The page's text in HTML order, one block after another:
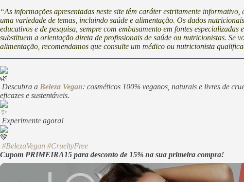
“As informações apresentadas neste site têm caráter estritamente
uma variedade de temas, incluindo saúde e alimentação. Os dados
educativos e de pesquisa, sempre com embasamento em fontes
substituem a orientação direta de profissionais de saúde ou nutricionistas. Se
alimentação, recomendamos que consulte um médico ou nutricionista
Descubra a Beleza Vegan: cosméticos 100% veganos, naturais e livres de
eficazes e sustentáveis.
Experimente agora!
#BelezaVegan #CrueltyFree
Cupom PRIMEIRA15 para desconto de 15% na sua primeira compra!